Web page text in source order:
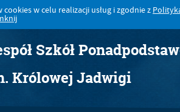
w celu realizacji usług i zgodnie z
Szkół
Królowej Jadwigi